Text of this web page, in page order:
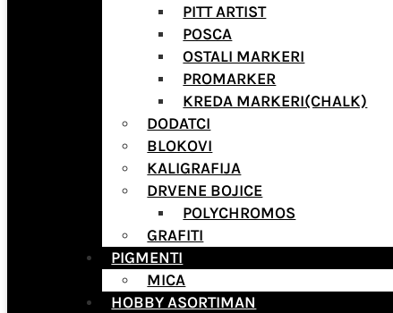
PITT ARTIST
POSCA
OSTALI MARKERI
PROMARKER
KREDA MARKERI(CHALK)
DODATCI
BLOKOVI
KALIGRAFIJA
DRVENE BOJICE
POLYCHROMOS
GRAFITI
PIGMENTI
MICA
HOBBY ASORTIMAN